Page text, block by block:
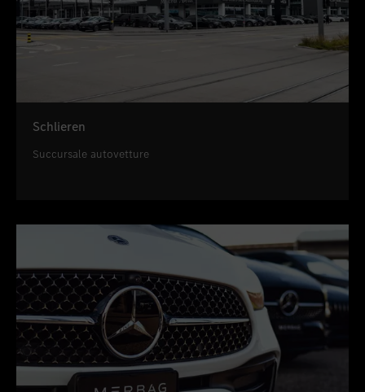
Schlieren
Succursale autovetture